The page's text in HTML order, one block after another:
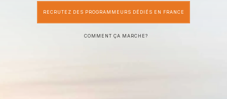
RECRUTEZ DES PROGRAMMEURS DÉDIÉS EN FRANCE
COMMENT ÇA MARCHE?